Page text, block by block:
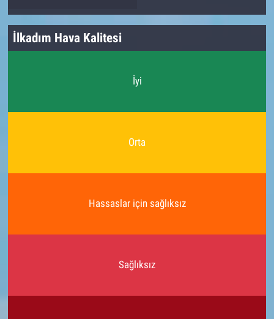
İlkadım Hava Kalitesi
İyi
Orta
Hassaslar için sağlıksız
Sağlıksız